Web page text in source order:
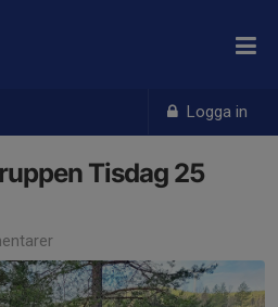
Logga in
Tisdag 25